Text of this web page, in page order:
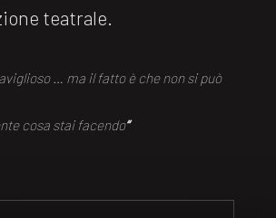
teatrale.
… ma il fatto è che non si può
cosa stai facendo“